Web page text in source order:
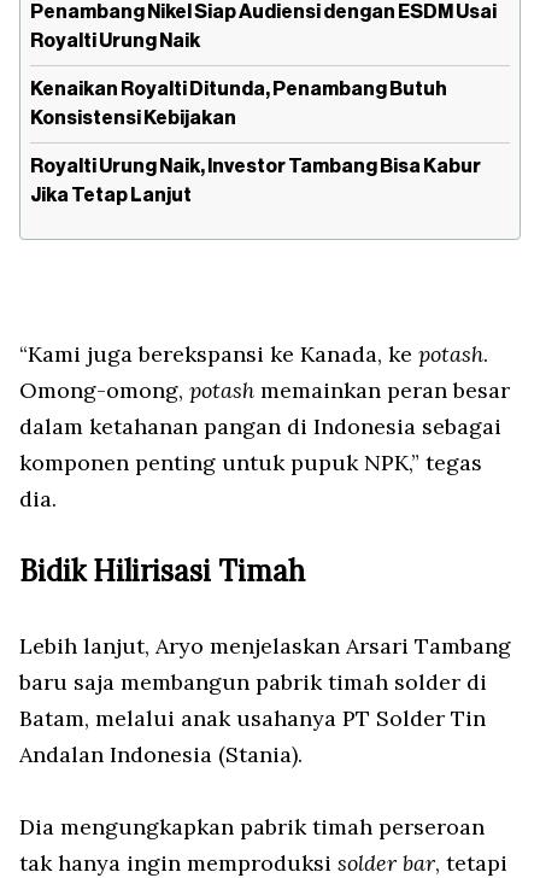
Penambang Nikel Siap Audiensi dengan ESDM Usai
Royalti Urung Naik
Kenaikan Royalti Ditunda, Penambang Butuh
Konsistensi Kebijakan
Royalti Urung Naik, Investor Tambang Bisa Kabur
Jika Tetap Lanjut
“Kami juga berekspansi ke Kanada, ke potash.
Omong-omong, potash memainkan peran besar
dalam ketahanan pangan di Indonesia sebagai
komponen penting untuk pupuk NPK,” tegas
dia.
Bidik Hilirisasi Timah
Lebih lanjut, Aryo menjelaskan Arsari Tambang
baru saja membangun pabrik timah solder di
Batam, melalui anak usahanya PT Solder Tin
Andalan Indonesia (Stania).
Dia mengungkapkan pabrik timah perseroan
tak hanya ingin memproduksi solder bar, tetapi